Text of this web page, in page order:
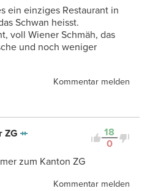
ein einziges Restaurant in
Schwan heisst.
voll Wiener Schmäh, das
und noch weniger
Kommentar melden
18
0
ZG
zum Kanton ZG
Kommentar melden